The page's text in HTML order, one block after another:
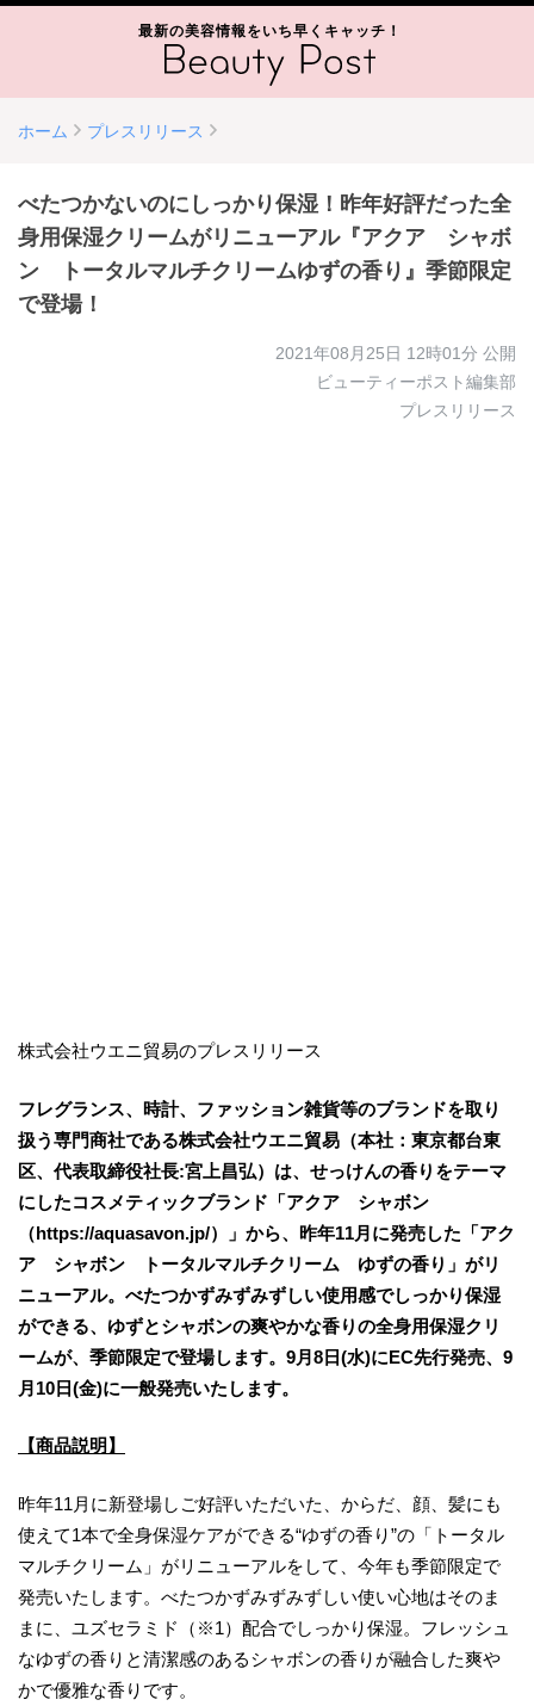
最新の美容情報をいち早くキャッチ！
ホーム プレスリリース
べたつかないのにしっかり保湿！昨年好評だった全
身用保湿クリームがリニューアル『アクア シャボ
ン トータルマルチクリームゆずの香り』季節限定
で登場！
2021年08月25日 12時01分 公開
ビューティーポスト編集部
プレスリリース
株式会社ウエニ貿易のプレスリリース
フレグランス、時計、ファッション雑貨等のブランドを取り
扱う専門商社である株式会社ウエニ貿易（本社：東京都台東
区、代表取締役社長:宮上昌弘）は、せっけんの香りをテーマ
にしたコスメティックブランド「アクア シャボン
（https://aquasavon.jp/）」から、昨年11月に発売した「アク
ア シャボン トータルマルチクリーム ゆずの香り」がリ
ニューアル。べたつかずみずみずしい使用感でしっかり保湿
ができる、ゆずとシャボンの爽やかな香りの全身用保湿クリ
ームが、季節限定で登場します。9月8日(水)にEC先行発売、9
月10日(金)に一般発売いたします。
【商品説明】
昨年11月に新登場しご好評いただいた、からだ、顔、髪にも
使えて1本で全身保湿ケアができる“ゆずの香り”の「トータル
マルチクリーム」がリニューアルをして、今年も季節限定で
発売いたします。べたつかずみずみずしい使い心地はそのま
まに、ユズセラミド（※1）配合でしっかり保湿。フレッシュ
なゆずの香りと清潔感のあるシャボンの香りが融合した爽や
かで優雅な香りです。